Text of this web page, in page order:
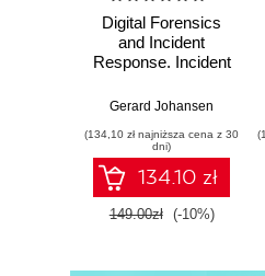
Digital Forensics
and Incident
Response. Incident
and techniques for
threat response -
Fourth Edition
Gerard Johansen
(134,10 zł najniższa cena z 30
dni)
134.10 zł
149.00zł (-10%)